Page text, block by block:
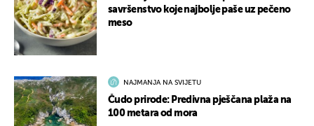
savršenstvo koje najbolje paše uz pečeno
meso
NAJMANJA NA SVIJETU
Čudo prirode: Predivna pješčana plaža na
100 metara od mora